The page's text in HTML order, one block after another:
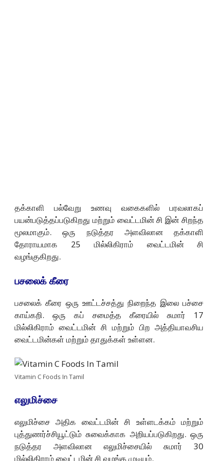
தக்காளி பல்வேறு உணவு வகைகளில் பரவலாகப்
பயன்படுத்தப்படுகிறது மற்றும் வைட்டமின் சி இன் சிறந்த
மூலமாகும். ஒரு நடுத்தர அளவிலான தக்காளி
தோராயமாக 25 மில்லிகிராம் வைட்டமின் சி
வழங்குகிறது.
பசலைக் கீரை
பசலைக் கீரை ஒரு ஊட்டச்சத்து நிறைந்த இலை பச்சை
காய்கறி. ஒரு கப் சமைத்த கீரையில் சுமார் 17
மில்லிகிராம் வைட்டமின் சி மற்றும் பிற அத்தியாவசிய
வைட்டமின்கள் மற்றும் தாதுக்கள் உள்ளன.
Vitamin C Foods In Tamil
எலுமிச்சை
எலுமிச்சை அதிக வைட்டமின் சி உள்ளடக்கம் மற்றும்
புத்துணர்ச்சியூட்டும் சுவைக்காக அறியப்படுகிறது. ஒரு
நடுத்தர அளவிலான எலுமிச்சையில் சுமார் 30
மில்லிகிராம் வைட்டமின் சி வழங்க முடியும்.